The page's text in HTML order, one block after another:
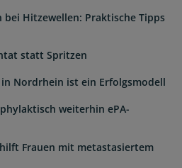
Hitzewellen: Praktische Tipps
statt Spritzen
Nordrhein ist ein Erfolgsmodell
weiterhin ePA-
Frauen mit metastasiertem